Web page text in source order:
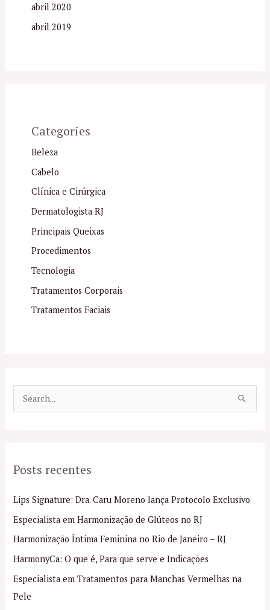
abril 2020
abril 2019
Categories
Beleza
Cabelo
Clínica e Cirúrgica
Dermatologista RJ
Principais Queixas
Procedimentos
Tecnologia
Tratamentos Corporais
Tratamentos Faciais
u
s
a
r
p
o
r
Posts recentes
Lips Signature: Dra. Caru Moreno lança Protocolo Exclusivo
Especialista em Harmonização de Glúteos no RJ
Harmonização Íntima Feminina no Rio de Janeiro – RJ
HarmonyCa: O que é, Para que serve e Indicações
Especialista em Tratamentos para Manchas Vermelhas na
Pele